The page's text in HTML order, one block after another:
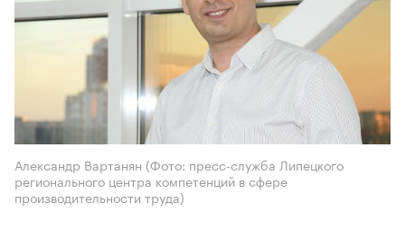
Александр Вартанян (Фото: пресс-служба Липецкого
регионального центра компетенций в сфере
производительности труда)